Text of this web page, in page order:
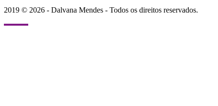
2019 © 2026 - Dalvana Mendes - Todos os direitos reservados.